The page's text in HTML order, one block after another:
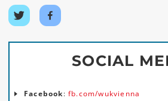
Auf
Twitter
Auf
Facebook
SOCIAL
Facebook:fb.com/wukvienna